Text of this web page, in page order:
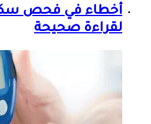
أخطاء في فحص سكر
لقراءة صحيحة